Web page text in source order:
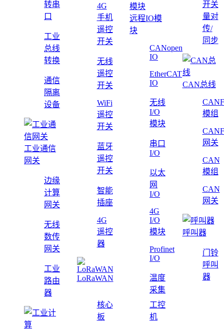
转串
口
工业
总线
转换
通信
隔离
设备
工业通信
网关
边缘
计算
网关
无线
数传
网关
工业
路由
器
4G
手机
遥控
开关
无线
遥控
开关
WiFi
遥控
开关
蓝牙
遥控
开关
智能
插座
4G
遥控
器
LoRaWAN
远程IO模
块
CANopen
IO
EtherCAT
IO
无线
I/O
模块
串口
I/O
以太
网
I/O
4G
I/O
模块
Profinet
I/O
温度
采集
开关
量对
传/
同步
CAN总线
模组
网关
CAN
模组
CAN
网关
呼叫器
门铃
呼叫
器
核心
板
工控
机